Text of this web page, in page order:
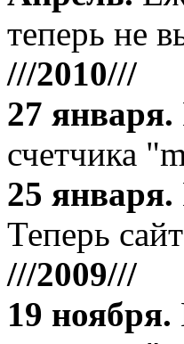
теперь не
///2010///
27 января.
счетчика
25 января.
Теперь
///2009///
19 ноября.